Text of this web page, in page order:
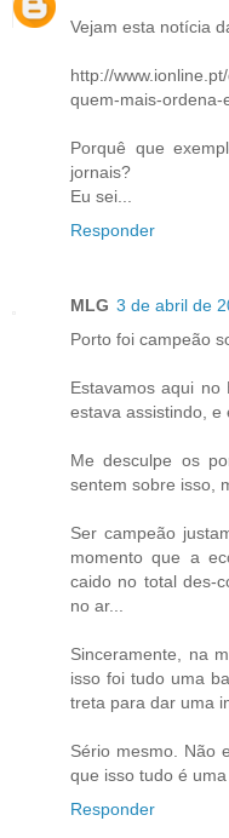
Vejam esta notícia
http://
quem-mais-
Porquê que
jornais?
Eu sei...
Responder
MLG 3 de abril de
Porto foi campeão
Estavamos aqui
estava assistindo, e
Me desculpe os
sentem sobre isso,
Ser campeão
momento que a
caido no total des-
no ar...
Sinceramente, na
isso foi tudo uma
treta para dar uma
Sério mesmo. Não
que isso tudo é
Responder